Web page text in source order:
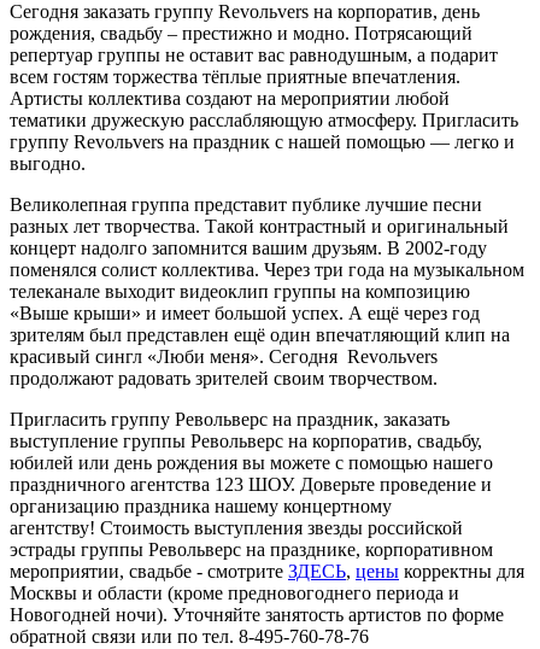
Сегодня заказать группу Revoльvers на корпоратив, день
рождения, свадьбу – престижно и модно. Потрясающий
репертуар группы не оставит вас равнодушным, а подарит
всем гостям торжества тёплые приятные впечатления.
Артисты коллектива создают на мероприятии любой
тематики дружескую расслабляющую атмосферу. Пригласить
группу Revoльvers на праздник с нашей помощью — легко и
выгодно.
Великолепная группа представит публике лучшие песни
разных лет творчества. Такой контрастный и оригинальный
концерт надолго запомнится вашим друзьям. В 2002-году
поменялся солист коллектива. Через три года на музыкальном
телеканале выходит видеоклип группы на композицию
«Выше крыши» и имеет большой успех. А ещё через год
зрителям был представлен ещё один впечатляющий клип на
красивый сингл «Люби меня». Сегодня Revoльvers
продолжают радовать зрителей своим творчеством.
Пригласить группу Револьверс на праздник, заказать
выступление группы Револьверс на корпоратив, свадьбу,
юбилей или день рождения вы можете с помощью нашего
праздничного агентства 123 ШОУ. Доверьте проведение и
организацию праздника нашему концертному
агентству! Стоимость выступления звезды российской
эстрады группы Револьверс на празднике, корпоративном
мероприятии, свадьбе - смотрите ЗДЕСЬ, цены корректны для
Москвы и области (кроме предновогоднего периода и
Новогодней ночи). Уточняйте занятость артистов по форме
обратной связи или по тел. 8-495-760-78-76